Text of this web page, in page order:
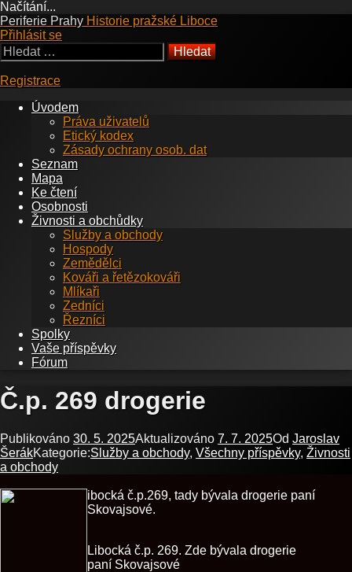
Načítání...
Přejít
k
obsahu
webu
Periferie Prahy Historie pražské Liboce
Přihlásit se
Vyhledávání
Registrace
Úvodem
Práva uživatelů
Etický kodex
Zásady ochrany osob. dat
Seznam
Mapa
Ke čtení
Osobnosti
Živnosti a obchůdky
Služby a obchody
Hospody
Zemědělci
Kováři a řetězokováři
Mlíkaři
Zedníci
Řezníci
Spolky
Vaše příspěvky
Fórum
Č.p. 269 drogerie
Publikováno 30. 5. 2025Aktualizováno 7. 7. 2025Od Jaroslav
ŠerákKategorie:Služby a obchody, Všechny příspěvky, Živnosti
a obchody
ibocká č.p.269, tady bývala drogerie paní
Skovajsové.
Libocká č.p. 269. Zde bývala drogerie
paní Skovajsové